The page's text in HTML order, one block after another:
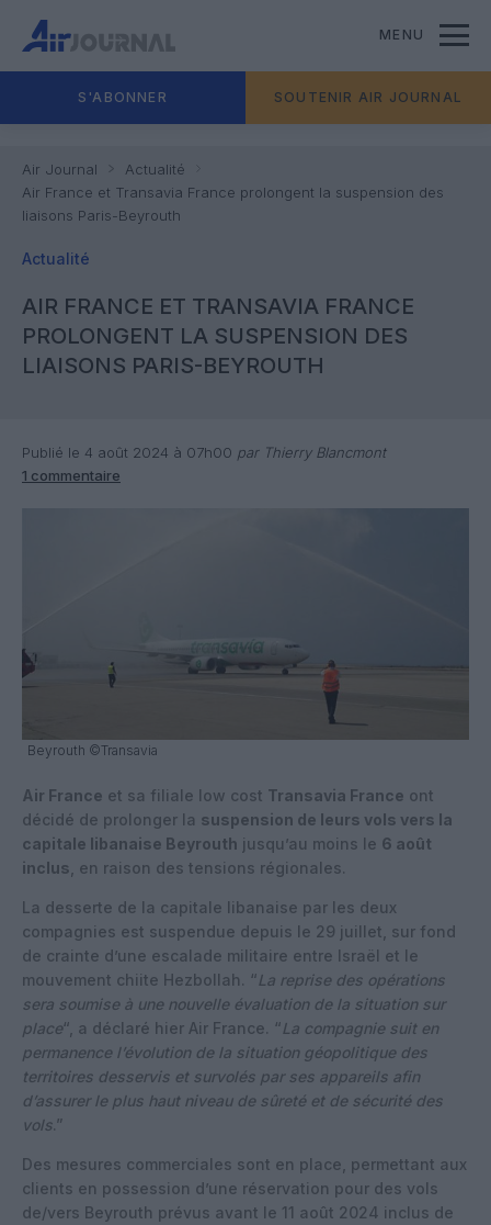
MENU
S'ABONNER SOUTENIR AIR JOURNAL
Air Journal
Actualité
Air France et Transavia France prolongent la suspension des
liaisons Paris-Beyrouth
Actualité
AIR FRANCE ET TRANSAVIA FRANCE
PROLONGENT LA SUSPENSION DES
LIAISONS PARIS-BEYROUTH
Publié le 4 août 2024 à 07h00 par Thierry Blancmont
1 commentaire
Beyrouth ©Transavia
Air France et sa filiale low cost Transavia France ont
décidé de prolonger la suspension de leurs vols vers la
capitale libanaise Beyrouth jusqu’au moins le 6 août
inclus , en raison des tensions régionales.
La desserte de la capitale libanaise par les deux
compagnies est suspendue depuis le 29 juillet, sur fond
de crainte d’une escalade militaire entre Israël et le
mouvement chiite Hezbollah. “La reprise des opérations
sera soumise à une nouvelle évaluation de la situation sur
place“, a déclaré hier Air France. “La compagnie suit en
permanence l’évolution de la situation géopolitique des
territoires desservis et survolés par ses appareils afin
d’assurer le plus haut niveau de sûreté et de sécurité des
vols.”
Des mesures commerciales sont en place, permettant aux
clients en possession d’une réservation pour des vols
de/vers Beyrouth prévus avant le 11 août 2024 inclus de